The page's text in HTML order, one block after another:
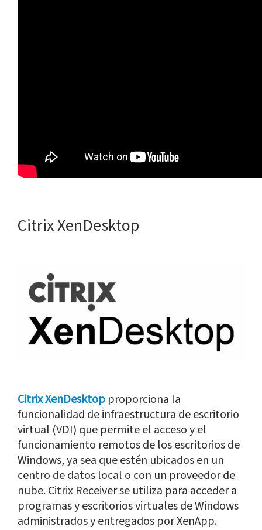
Citrix XenDesktop
Citrix XenDesktop proporciona la
funcionalidad de infraestructura de escritorio
virtual (VDI) que permite el acceso y el
funcionamiento remotos de los escritorios de
Windows, ya sea que estén ubicados en un
centro de datos local o con un proveedor de
nube. Citrix Receiver se utiliza para acceder a
programas y escritorios virtuales de Windows
administrados y entregados por XenApp.